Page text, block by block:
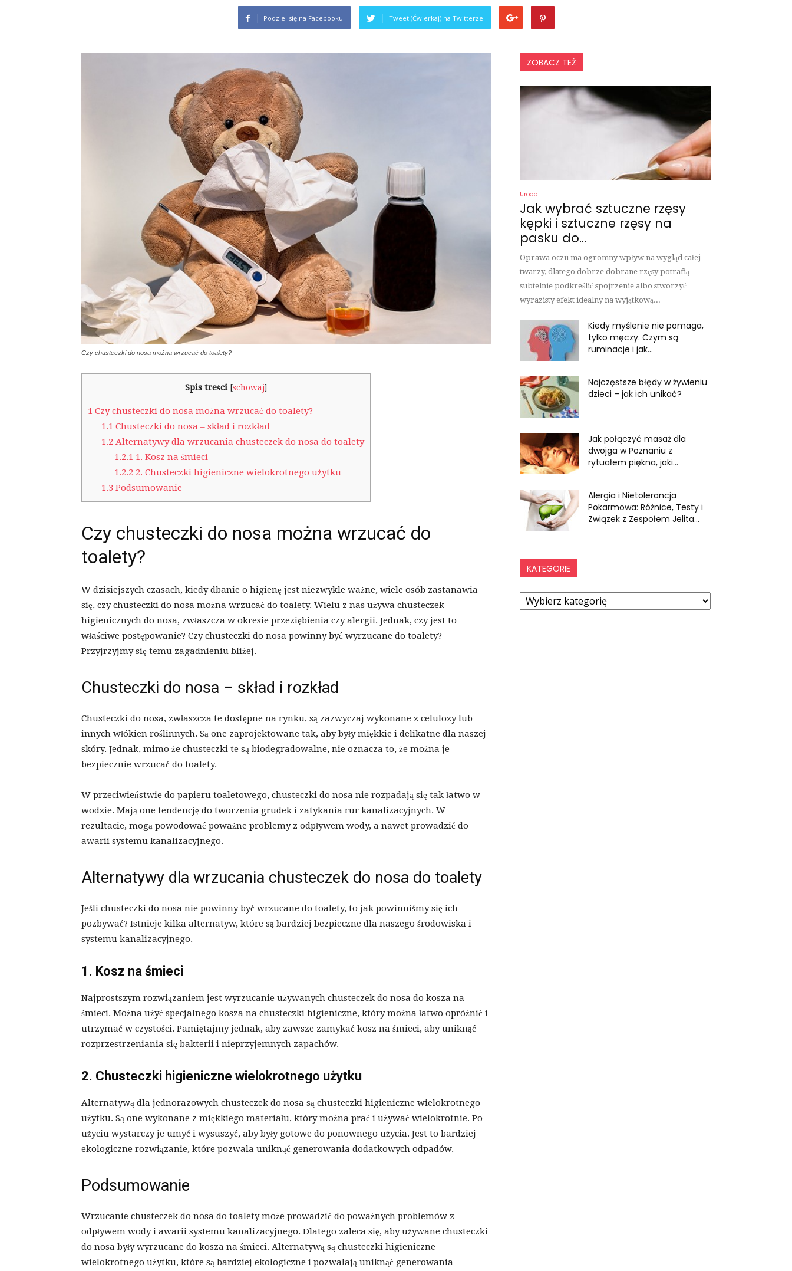
Podziel się na Facebooku Tweet (Ćwierkaj) na Twitterze
Czy chusteczki do nosa można wrzucać do toalety?
Spis treści [schowaj]
1 Czy chusteczki do nosa można wrzucać do toalety?
1.1 Chusteczki do nosa – skład i rozkład
1.2Alternatywy dla wrzucania chusteczek do nosa do toalety
1.2.1 1. Kosz na śmieci
1.2.2 2. Chusteczki higieniczne wielokrotnego użytku
1.3 Podsumowanie
Czy chusteczki do nosa można wrzucać do
toalety?
W dzisiejszych czasach, kiedy dbanie o higienę jest niezwykle ważne, wiele osób zastanawia
się, czy chusteczki do nosa można wrzucać do toalety. Wielu z nas używa chusteczek
higienicznych do nosa, zwłaszcza w okresie przeziębienia czy alergii. Jednak, czy jest to
właściwe postępowanie? Czy chusteczki do nosa powinny być wyrzucane do toalety?
Przyjrzyjmy się temu zagadnieniu bliżej.
Chusteczki do nosa – skład i rozkład
Chusteczki do nosa, zwłaszcza te dostępne na rynku, są zazwyczaj wykonane z celulozy lub
innych włókien roślinnych. Są one zaprojektowane tak, aby były miękkie i delikatne dla naszej
skóry. Jednak, mimo że chusteczki te są biodegradowalne, nie oznacza to, że można je
bezpiecznie wrzucać do toalety.
W przeciwieństwie do papieru toaletowego, chusteczki do nosa nie rozpadają się tak łatwo w
wodzie. Mają one tendencję do tworzenia grudek i zatykania rur kanalizacyjnych. W
rezultacie, mogą powodować poważne problemy z odpływem wody, a nawet prowadzić do
awarii systemu kanalizacyjnego.
Alternatywy dla wrzucania chusteczek do nosa do toalety
Jeśli chusteczki do nosa nie powinny być wrzucane do toalety, to jak powinniśmy się ich
pozbywać? Istnieje kilka alternatyw, które są bardziej bezpieczne dla naszego środowiska i
systemu kanalizacyjnego.
1. Kosz na śmieci
Najprostszym rozwiązaniem jest wyrzucanie używanych chusteczek do nosa do kosza na
śmieci. Można użyć specjalnego kosza na chusteczki higieniczne, który można łatwo opróżnić i
utrzymać w czystości. Pamiętajmy jednak, aby zawsze zamykać kosz na śmieci, aby uniknąć
rozprzestrzeniania się bakterii i nieprzyjemnych zapachów.
2. Chusteczki higieniczne wielokrotnego użytku
Alternatywą dla jednorazowych chusteczek do nosa są chusteczki higieniczne wielokrotnego
użytku. Są one wykonane z miękkiego materiału, który można prać i używać wielokrotnie. Po
użyciu wystarczy je umyć i wysuszyć, aby były gotowe do ponownego użycia. Jest to bardziej
ekologiczne rozwiązanie, które pozwala uniknąć generowania dodatkowych odpadów.
Podsumowanie
Wrzucanie chusteczek do nosa do toalety może prowadzić do poważnych problemów z
odpływem wody i awarii systemu kanalizacyjnego. Dlatego zaleca się, aby używane chusteczki
do nosa były wyrzucane do kosza na śmieci. Alternatywą są chusteczki higieniczne
wielokrotnego użytku, które są bardziej ekologiczne i pozwalają uniknąć generowania
ZOBACZ TEŻ
Uroda
Jak wybrać sztuczne rzęsy
kępki i sztuczne rzęsy na
pasku do...
Oprawa oczu ma ogromny wpływ na wygląd całej
twarzy, dlatego dobrze dobrane rzęsy potrafią
subtelnie podkreślić spojrzenie albo stworzyć
wyrazisty efekt idealny na wyjątkową...
Kiedy myślenie nie pomaga,
tylko męczy. Czym są
ruminacje i jak...
Najczęstsze błędy w żywieniu
dzieci – jak ich unikać?
Jak połączyć masaż dla
dwojga w Poznaniu z
rytuałem piękna, jaki...
Alergia i Nietolerancja
Pokarmowa: Różnice, Testy i
Związek z Zespołem Jelita...
KATEGORIE
Kategorie